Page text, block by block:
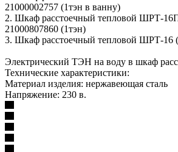
21000002757 (1тэн в ванну)
2. Шкаф расстоечный тепловой ШРТ-
21000807860 (1тэн)
3. Шкаф расстоечный тепловой ШРТ-16
Электрический ТЭН на воду в шкаф
Технические характеристики:
Материал изделия: нержавеющая сталь
Напряжение: 230 в.